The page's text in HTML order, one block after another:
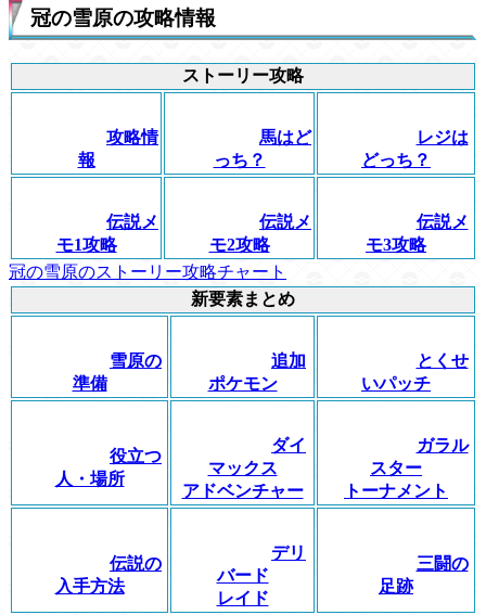
冠の雪原の攻略情報
ストーリー攻略
攻略情
報
馬はど
っち？
レジは
どっち？
伝説メ
モ1攻略
伝説メ
モ2攻略
伝説メ
モ3攻略
冠の雪原のストーリー攻略チャート
新要素まとめ
雪原の
準備
追加
ポケモン
とくせ
いパッチ
役立つ
人・場所
ダイ
マックス
アドベンチャー
ガラル
スター
トーナメント
伝説の
入手方法
デリ
バード
レイド
三闘の
足跡